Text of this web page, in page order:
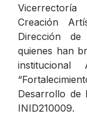
Creación
Dirección
quienes han
Desarrollo de
INID210009.